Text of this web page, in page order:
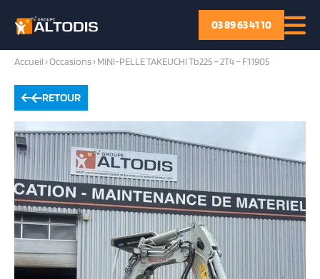
03 89 63 41 10
Accueil›Occasions›MINI-PELLE TAKEUCHI Tb225 – 2T4 – F11905
RETOUR